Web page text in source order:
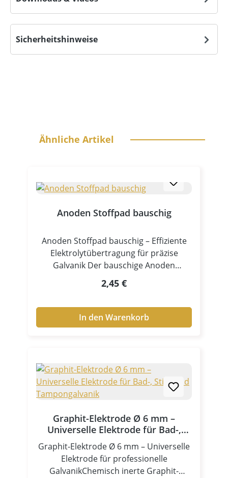
Sicherheitshinweise
Ähnliche Artikel
Anoden Stoffpad bauschig
Anoden Stoffpad bauschig – Effiziente
Elektrolytübertragung für präzise
Galvanik Der bauschige Anoden
Stoffpad ist ein unverzichtbares
Zubehör für professionelle
Tampongalvanik. Als Anodenhülle /
Tampon sorgt er für eine gleichmäßige
Beschichtungen – selbst auf komplexen
Oberflächen. Dank seiner weichen,
saugfähigen Struktur gewährleistet der
Stoffpad eine optimale
Elektrolytaufnahme und gleichmäßige
Abgabe während des
Galvanikprozesses. Zentrale Vorteile
Hohe Elektrolytaufnahme für
gleichmäßige Beschichtung Weiche,
bauschige Struktur für optimale
Regulärer Preis:
2,45 €
In den Warenkorb
Graphit-Elektrode Ø 6 mm –
Universelle Elektrode für Bad-,
Stift- und Tampongalvanik
Graphit-Elektrode Ø 6 mm – Universelle
Elektrode für professionelle
GalvanikChemisch inerte Graphit-